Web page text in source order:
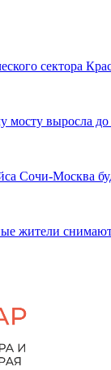
сектора
мосту выросла до
Сочи-Москва
жители